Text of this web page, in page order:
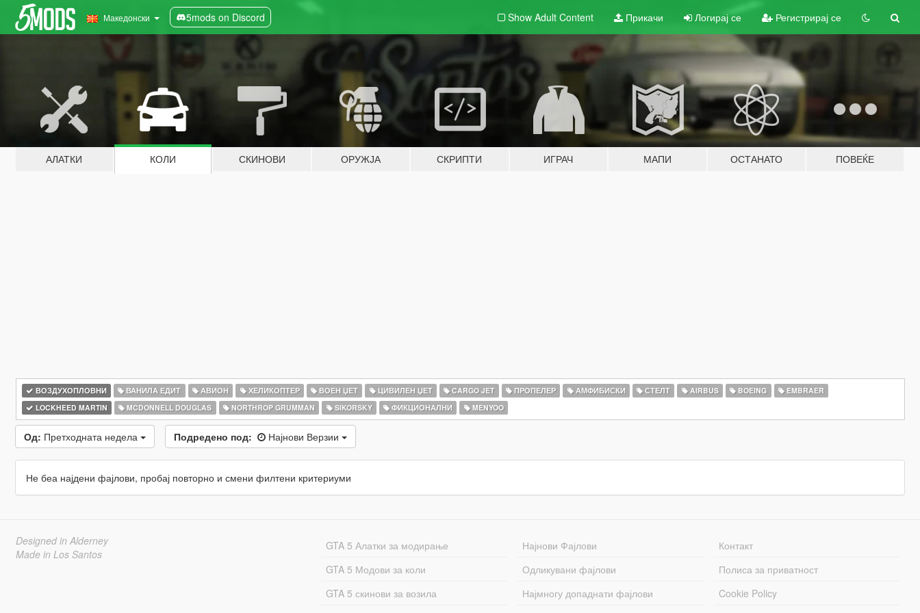
Македонски 5mods on Discord Show Adult Content Прикачи Логирај се Регистрирај се
АЛАТКИ КОЛИ СКИНОВИ ОРУЖЈА СКРИПТИ ИГРАЧ МАПИ ОСТАНАТО ПОВЕЌЕ
ВОЗДУХОПЛОВНИ ВАНИЛА ЕДИТ АВИОН ХЕЛИКОПТЕР ВОЕН ЏЕТ ЦИВИЛЕН ЏЕТ CARGO JET ПРОПЕЛЕР АМФИБИСКИ СТЕЛТ AIRBUS BOEING
EMBRAER
LOCKHEED MARTIN
MCDONNELL DOUGLAS NORTHROP GRUMMAN SIKORSKY ФИКЦИОНАЛНИ MENYOO
Од: Претходната недела Подредено под: Најнови Верзии
Не беа најдени фајлови, пробај повторно и смени филтени критериуми
Designed in Alderney
Made in Los Santos
GTA 5 Алатки за модирање
GTA 5 Модови за коли
GTA 5 скинови за возила
Најнови Фајлови
Одликувани фајлови
Најмногу допаднати фајлови
Контакт
Полиса за приватност
Cookie Policy